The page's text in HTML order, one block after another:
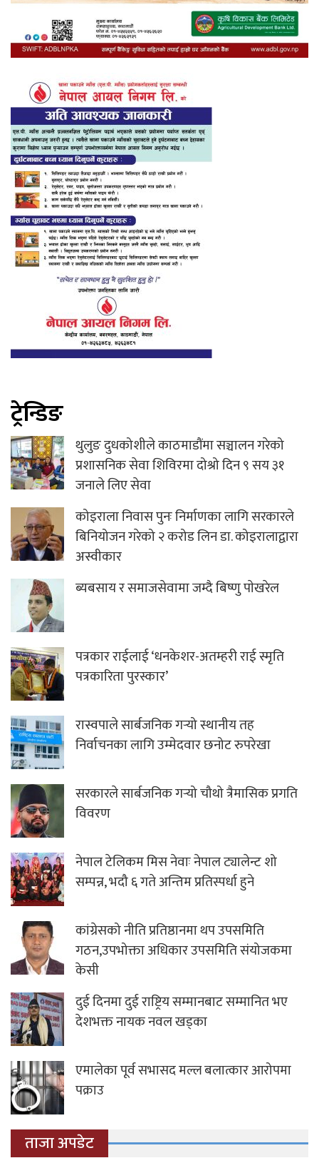
ट्रेन्डिङ
थुलुङ दुधकोशीले काठमाडौंमा सञ्चालन गरेको
प्रशासनिक सेवा शिविरमा दोश्रो दिन ९ सय ३१
जनाले लिए सेवा
कोइराला निवास पुनः निर्माणका लागि सरकारले
बिनियोजन गरेको २ करोड लिन डा. कोइरालाद्वारा
अस्वीकार
ब्यबसाय र समाजसेवामा जम्दै बिष्णु पाेखरेल
पत्रकार राईलाई ‘धनकेशर-अतम्हरी राई स्मृति
पत्रकारिता पुरस्कार’
रास्वपाले सार्बजनिक गर्‍यो स्थानीय तह
निर्वाचनका लागि उम्मेदवार छनोट रुपरेखा
सरकारले सार्बजनिक गर्‍यो चौथो त्रैमासिक प्रगति
विवरण
नेपाल टेलिकम मिस नेवाः नेपाल ट्यालेन्ट शो
सम्पन्न, भदौ ६ गते अन्तिम प्रतिस्पर्धा हुने
कांग्रेसको नीति प्रतिष्ठानमा थप उपसमिति
गठन,उपभोक्ता अधिकार उपसमिति संयोजकमा
केसी
दुई दिनमा दुई राष्ट्रिय सम्मानबाट सम्मानित भए
देशभक्त नायक नवल खड्का
एमालेका पूर्व सभासद मल्ल बलात्कार आरोपमा
पक्राउ
ताजा अपडेट